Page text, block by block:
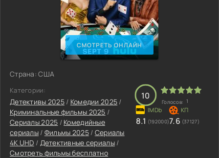
СМОТРЕТЬ ОНЛАЙН
Страна: США
Категории:
Детективы 2025/ Комедии 2025 /
Криминальные фильмы 2025 /
Сериалы 2025 / Комедийные
сериалы/ Фильмы 2025/ Сериалы
4K UHD / Детективные сериалы/
Смотреть фильмы бесплатно
10
Голосов: 1
8.1 (192000)7.6 (37127)